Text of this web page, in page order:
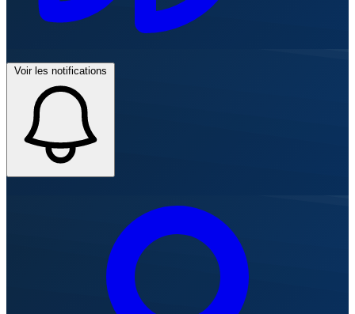
Voir les notifications